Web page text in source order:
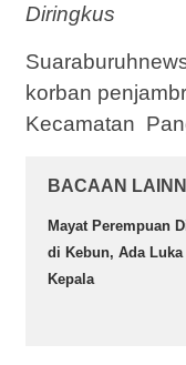
Diringkus
korban
Kecamatan
BACAAN
Mayat Perempuan
di Kebun, Ada Luka
Kepala